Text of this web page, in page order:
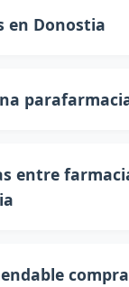
en Donostia
entre